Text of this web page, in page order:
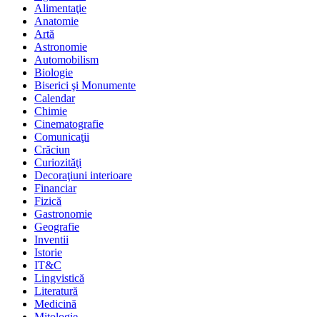
Alimentaţie
Anatomie
Artă
Astronomie
Automobilism
Biologie
Biserici şi Monumente
Calendar
Chimie
Cinematografie
Comunicaţii
Crăciun
Curiozităţi
Decoraţiuni interioare
Financiar
Fizică
Gastronomie
Geografie
Inventii
Istorie
IT&C
Lingvistică
Literatură
Medicină